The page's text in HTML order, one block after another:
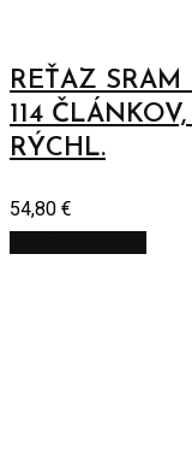
REŤAZ
114
RÝCHL.
54,80 €